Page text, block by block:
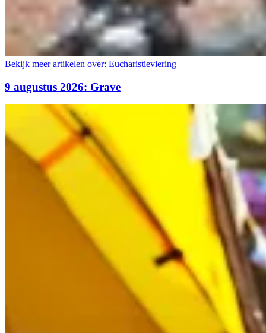
Bekijk meer artikelen over: Eucharistieviering
9 augustus 2026: Grave